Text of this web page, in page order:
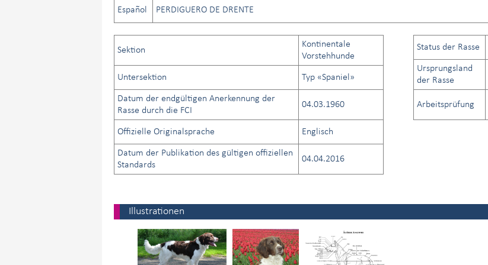
Español PERDIGUERO DE DRENTE
Sektion
Kontinentale
Vorstehhunde
Untersektion Typ «Spaniel»
Datum der endgültigen Anerkennung der
Rasse durch die FCI
04.03.1960
Offizielle Originalsprache Englisch
Datum der Publikation des gültigen offiziellen
Standards
04.04.2016
Status der Rasse
Ursprungsland
der Rasse
Arbeitsprüfung
Illustrationen